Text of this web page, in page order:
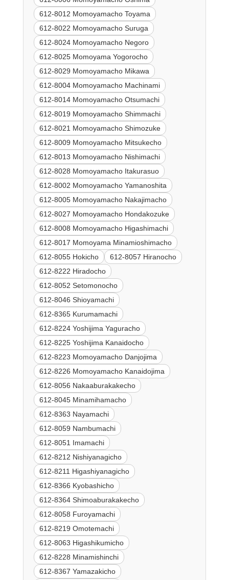
612-8012 Momoyamacho Toyama
612-8022 Momoyamacho Suruga
612-8024 Momoyamacho Negoro
612-8025 Momoyama Yogorocho
612-8029 Momoyamacho Mikawa
612-8004 Momoyamacho Machinami
612-8014 Momoyamacho Otsumachi
612-8019 Momoyamacho Shimmachi
612-8021 Momoyamacho Shimozuke
612-8009 Momoyamacho Mitsukecho
612-8013 Momoyamacho Nishimachi
612-8028 Momoyamacho Itakurasuo
612-8002 Momoyamacho Yamanoshita
612-8005 Momoyamacho Nakajimacho
612-8027 Momoyamacho Hondakozuke
612-8008 Momoyamacho Higashimachi
612-8017 Momoyama Minamioshimacho
612-8055 Hokicho
612-8057 Hiranocho
612-8222 Hiradocho
612-8052 Setomonocho
612-8046 Shioyamachi
612-8365 Kurumamachi
612-8224 Yoshijima Yaguracho
612-8225 Yoshijima Kanaidocho
612-8223 Momoyamacho Danjojima
612-8226 Momoyamacho Kanaidojima
612-8056 Nakaaburakakecho
612-8045 Minamihamacho
612-8363 Nayamachi
612-8059 Nambumachi
612-8051 Imamachi
612-8212 Nishiyanagicho
612-8211 Higashiyanagicho
612-8366 Kyobashicho
612-8364 Shimoaburakakecho
612-8058 Furoyamachi
612-8219 Omotemachi
612-8063 Higashikumicho
612-8228 Minamishinchi
612-8367 Yamazakicho